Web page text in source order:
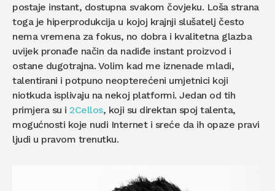
postaje instant, dostupna svakom čovjeku. Loša strana
toga je hiperprodukcija u kojoj krajnji slušatelj često
nema vremena za fokus, no dobra i kvalitetna glazba
uvijek pronađe način da nadiđe instant proizvod i
ostane dugotrajna. Volim kad me iznenade mladi,
talentirani i potpuno neopterećeni umjetnici koji
niotkuda isplivaju na nekoj platformi. Jedan od tih
primjera su i2Cellos, koji su direktan spoj talenta,
mogućnosti koje nudi Internet i sreće da ih opaze pravi
ljudi u pravom trenutku.